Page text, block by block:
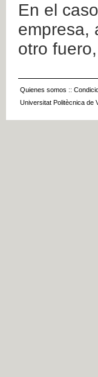
En el
empresa,
otro
Quienes somos ::
Universitat Politècnica de